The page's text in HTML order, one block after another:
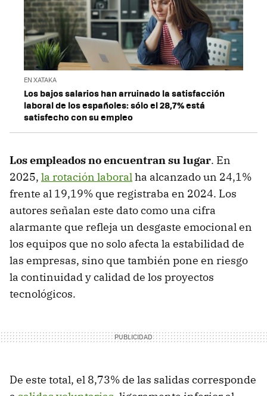
EN XATAKA
Los bajos salarios han arruinado la satisfacción
laboral de los españoles: sólo el 28,7% está
satisfecho con su empleo
Los empleados no encuentran su lugar. En
2025, la rotación laboralha alcanzado un 24,1%
frente al 19,19% que registraba en 2024. Los
autores señalan este dato como una cifra
alarmante que refleja un desgaste emocional en
los equipos que no solo afecta la estabilidad de
las empresas, sino que también pone en riesgo
la continuidad y calidad de los proyectos
tecnológicos.
De este total, el 8,73% de las salidas corresponde